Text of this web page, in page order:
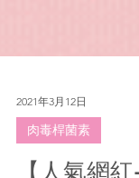
2021年3月12日